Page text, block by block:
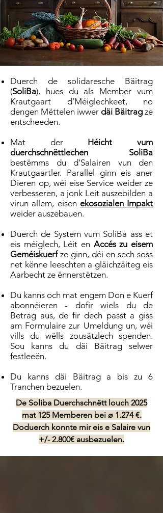
Duerch de solidaresche Bäitrag
(SoliBa), hues du als Member vum
Krautgaart d’Méiglechkeet, no
dengen Mëttelen iwwer däi Bäitrag ze
entscheeden.
Mat der Héicht vum
duerchschnëttlechen SoliBa
bestëmms du d'Salairen vun den
Krautgaartler. Parallel ginn eis aner
Dieren op, wéi eise Service weider ze
verbesseren, a jonk Leit auszebilden a
virun allem, eisen ekosozialen Impakt
weider auszebauen.
Duerch de System vum SoliBa ass et
eis méiglech, Léit en Accés zu eisem
Geméiskuerfze ginn, déi en sech soss
net kënne leeschten a gläichzäiteg eis
Aarbecht ze ënnerstëtzen.
Du kanns och mat engem Don e Kuerf
abonnéieren - dofir wiels du de
Betrag aus, de fir dech passt a giss
am Formulaire zur Umeldung un, wéi
vills du wëlls zousätzlech spenden.
Sou kanns du däi Bäitrag selwer
festleeën.
Du kanns däi Bäitrag a bis zu 6
Tranchen bezuelen.
De Soliba Duerchschnëtt louch 2025
mat 125 Memberen bei ø 1.274 €.
Doduerch konnte mir eis e Salaire vun
+/- 2.800€ ausbezuelen.